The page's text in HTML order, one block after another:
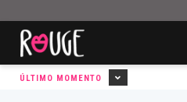
ÚLTIMO MOMENTO